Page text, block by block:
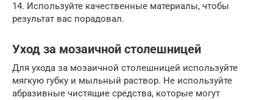
14. Используйте качественные материалы, чтобы
результат вас порадовал.
Уход за мозаичной столешницей
Для ухода за мозаичной столешницей используйте
мягкую губку и мыльный раствор. Не используйте
абразивные чистящие средства, которые могут